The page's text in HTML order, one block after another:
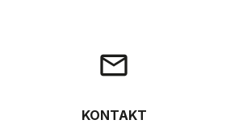
email
KONTAKT